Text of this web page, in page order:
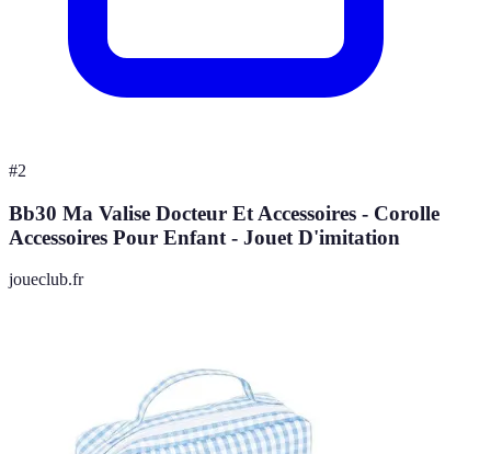
#2
Bb30 Ma Valise Docteur Et Accessoires - Corolle
Accessoires Pour Enfant - Jouet D'imitation
joueclub.fr